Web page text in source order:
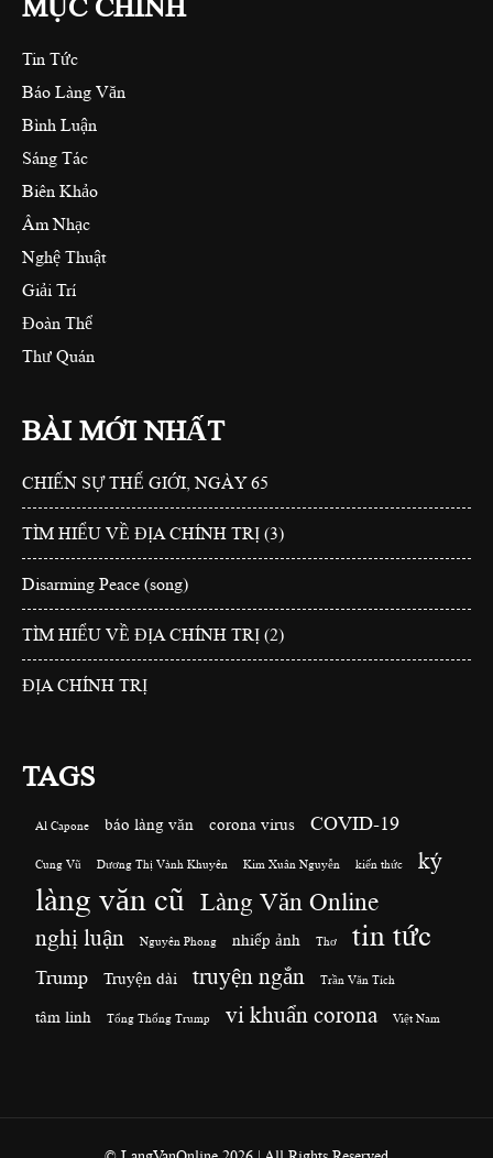
MỤC CHÍNH
Tin Tức
Báo Làng Văn
Bình Luận
Sáng Tác
Biên Khảo
Âm Nhạc
Nghệ Thuật
Giải Trí
Đoàn Thể
Thư Quán
BÀI MỚI NHẤT
CHIẾN SỰ THẾ GIỚI, NGÀY 65
TÌM HIỂU VỀ ĐỊA CHÍNH TRỊ (3)
Disarming Peace (song)
TÌM HIỂU VỀ ĐỊA CHÍNH TRỊ (2)
ĐỊA CHÍNH TRỊ
TAGS
Al Capone báo làng văn corona virus COVID-19
Cung Vũ Dương Thị Vành Khuyên Kim Xuân Nguyễn kiến thức ký
làng văn cũ Làng Văn Online
nghị luận Nguyên Phong nhiếp ảnh Thơ tin tức
Trump Truyện dài truyện ngắn Trần Văn Tích
tâm linh Tổng Thống Trump vi khuẩn corona Việt Nam